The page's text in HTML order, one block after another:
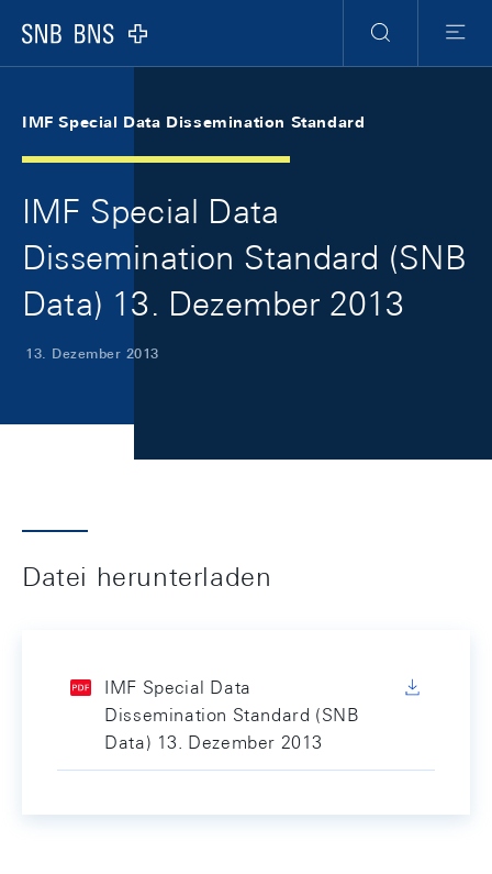
Logo
Suche
Menu
IMF Special Data Dissemination Standard
IMF Special Data
Dissemination Standard (SNB
Data) 13. Dezember 2013
13. Dezember 2013
Datei herunterladen
IMF Special Data
Dissemination Standard (SNB
Data) 13. Dezember 2013